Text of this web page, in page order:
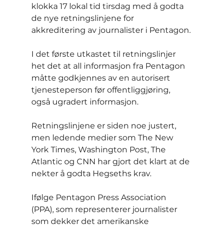
klokka 17 lokal tid tirsdag med å godta
de nye retningslinjene for
akkreditering av journalister i Pentagon.
I det første utkastet til retningslinjer
het det at all informasjon fra Pentagon
måtte godkjennes av en autorisert
tjenesteperson før offentliggjøring,
også ugradert informasjon.
Retningslinjene er siden noe justert,
men ledende medier som The New
York Times, Washington Post, The
Atlantic og CNN har gjort det klart at de
nekter å godta Hegseths krav.
Ifølge Pentagon Press Association
(PPA), som representerer journalister
som dekker det amerikanske